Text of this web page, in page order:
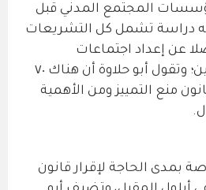
المجتمع المدني قبل
دراسة تشمل كل التشريعات
عن إعداد اجتماعات
ومحاضرات لخبراء دوليين؛ وتقول أبو حلاوة أن هناك ٧٠
منع التمييز ومن الأهمية
بمدى الحاجة لإقرار قانون